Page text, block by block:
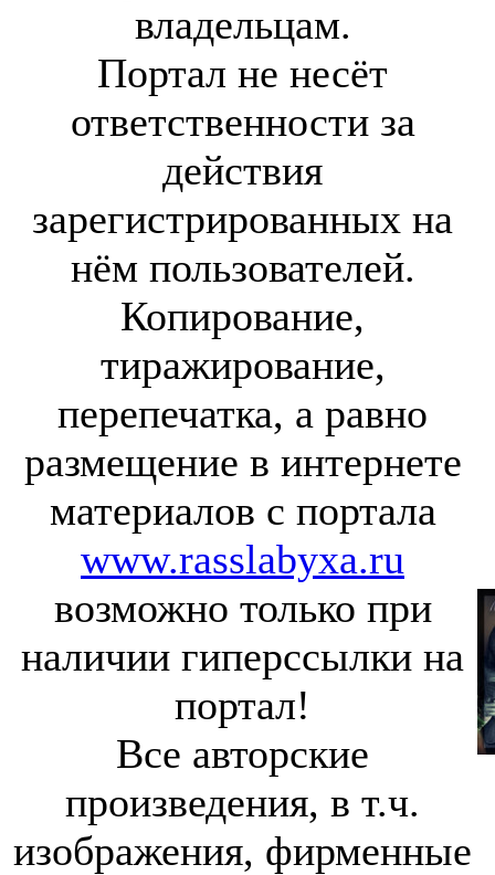
владельцам.
Портал не несёт
ответственности за
действия
зарегистрированных на
нём пользователей.
Копирование,
тиражирование,
перепечатка, а равно
размещение в интернете
материалов с портала
www.rasslabyxa.ru
возможно только при
наличии гиперссылки на
портал!
Все авторские
произведения, в т.ч.
изображения, фирменные